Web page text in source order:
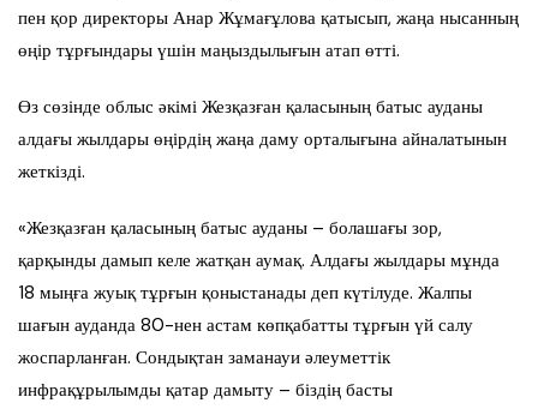
пен қор директоры Анар Жұмағұлова қатысып, жаңа нысанның
өңір тұрғындары үшін маңыздылығын атап өтті.
Өз сөзінде облыс әкімі Жезқазған қаласының батыс ауданы
алдағы жылдары өңірдің жаңа даму орталығына айналатынын
жеткізді.
«Жезқазған қаласының батыс ауданы – болашағы зор,
қарқынды дамып келе жатқан аумақ. Алдағы жылдары мұнда
18 мыңға жуық тұрғын қоныстанады деп күтілуде. Жалпы
шағын ауданда 80-нен астам көпқабатты тұрғын үй салу
жоспарланған. Сондықтан заманауи әлеуметтік
инфрақұрылымды қатар дамыту – біздің басты